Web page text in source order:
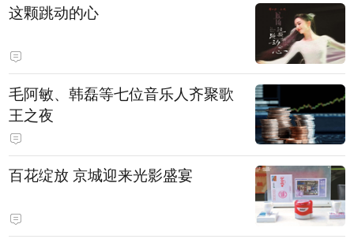
这颗跳动的心
毛阿敏、韩磊等七位音乐人齐聚歌
王之夜
百花绽放 京城迎来光影盛宴